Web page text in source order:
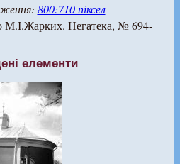
800:710 піксел
М.І.Жарких. Негатека, № 694-
елементи